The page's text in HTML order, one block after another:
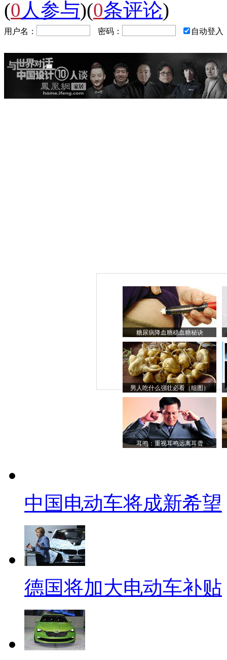
(0 人参与)(0条评论)
用户名： 密码： 自动登入
糖尿病降血糖稳血糖秘诀
男人吃什么强壮必看（组图）
耳鸣：重视耳鸣远离耳聋
中国电动车将成新希望
德国将加大电动车补贴